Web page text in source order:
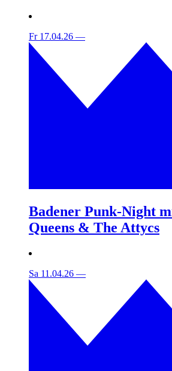
Fr 17.04.26 —
Badener Punk-Night
Queens & The Attycs
Sa 11.04.26 —